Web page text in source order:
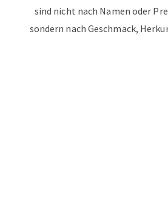
sind nicht nach Namen oder
sondern nach Geschmack,